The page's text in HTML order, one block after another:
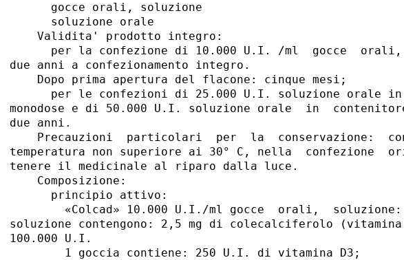
      gocce orali, soluzione
      soluzione orale
    Validita' prodotto integro:
per la confezione di 10.000 U.I. /ml  gocce  orali,
due anni a confezionamento integro.
    Dopo prima apertura del flacone: cinque mesi;
per le confezioni di 25.000 U.I. soluzione orale
monodose e di 50.000 U.I. soluzione orale  in  contenitore
due anni.
Precauzioni  particolari  per  la  conservazione:
temperatura non superiore ai 30° C, nella  confezione
tenere il medicinale al riparo dalla luce.
    Composizione:
      principio attivo:
«Colcad» 10.000 U.I./ml gocce  orali,
soluzione contengono: 2,5 mg di colecalciferolo
100.000 U.I.
        1 goccia contiene: 250 U.I. di vitamina D3;